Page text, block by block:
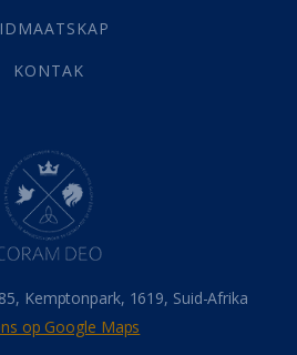
(22)
(31)
(14)
(1)
(19)
liggaam
(27)
KONTAK
Kemptonpark, 1619, Suid-Afrika
op Google Maps